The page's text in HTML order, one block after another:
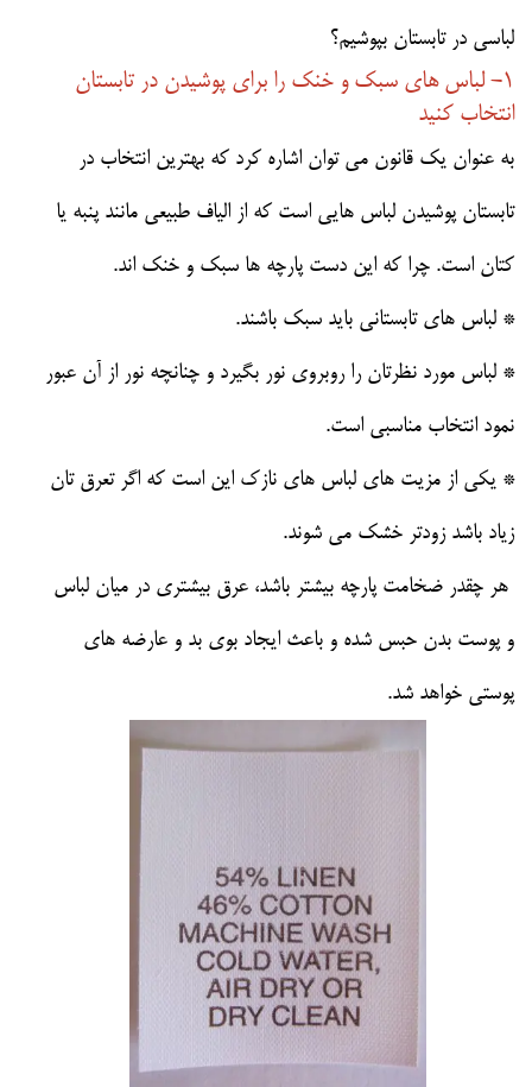
لباسی در تابستان بپوشیم؟
1- لباس های سبک و خنک را برای پوشیدن در تابستان
انتخاب کنید
به عنوان یک قانون می توان اشاره کرد که بهترین انتخاب در
تابستان پوشیدن لباس هایی است که از الیاف طبیعی مانند پنبه یا
کتان است. چرا که این دست پارچه ها سبک و خنک اند.
* لباس های تابستانی باید سبک باشند.
* لباس مورد نظرتان را روبروی نور بگیرد و چنانچه نور از آن عبور
نمود انتخاب مناسبی است.
* یکی از مزیت های لباس های نازک این است که اگر تعرق تان
زیاد باشد زودتر خشک می شوند.
هر چقدر ضخامت پارچه بیشتر باشد، عرق بیشتری در میان لباس
و پوست بدن حبس شده و باعث ایجاد بوی بد و عارضه های
پوستی خواهد شد.